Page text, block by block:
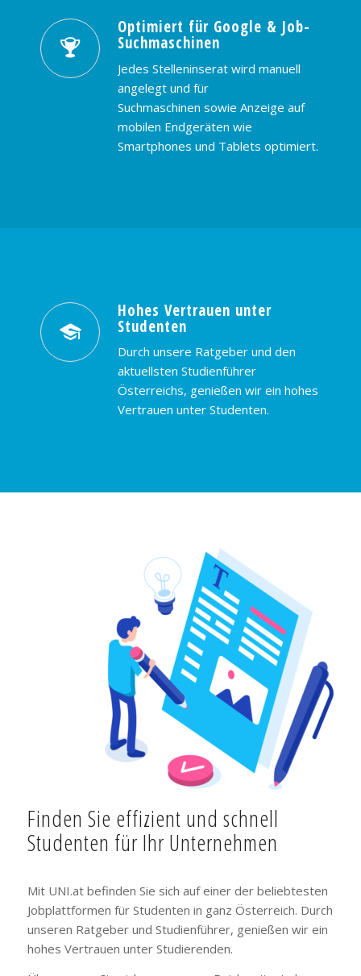
Optimiert für Google & Job-
Suchmaschinen
Jedes Stelleninserat wird manuell
angelegt und für
Suchmaschinen sowie Anzeige auf
mobilen Endgeräten wie
Smartphones und Tablets optimiert.
Hohes Vertrauen unter
Studenten
Durch unsere Ratgeber und den
aktuellsten Studienführer
Österreichs, genießen wir ein hohes
Vertrauen unter Studenten.
Finden Sie effizient und schnell
Studenten für Ihr Unternehmen
Mit UNI.at befinden Sie sich auf einer der beliebtesten
Jobplattformen für Studenten in ganz Österreich. Durch
unseren Ratgeber und Studienführer, genießen wir ein
hohes Vertrauen unter Studierenden.